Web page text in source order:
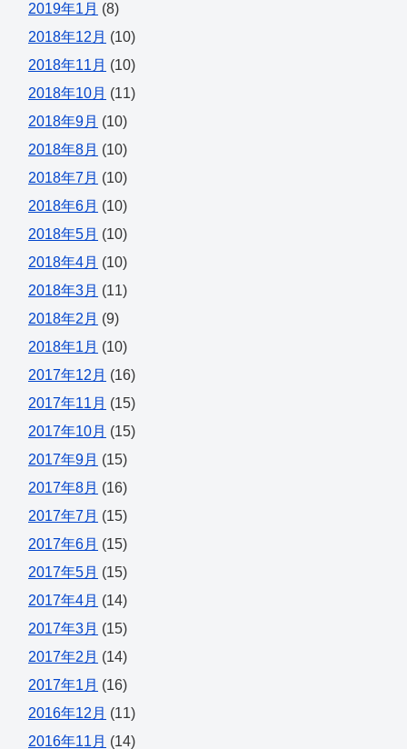
2019年1月 (8)
2018年12月 (10)
2018年11月 (10)
2018年10月 (11)
2018年9月 (10)
2018年8月 (10)
2018年7月 (10)
2018年6月 (10)
2018年5月 (10)
2018年4月 (10)
2018年3月 (11)
2018年2月 (9)
2018年1月 (10)
2017年12月 (16)
2017年11月 (15)
2017年10月 (15)
2017年9月 (15)
2017年8月 (16)
2017年7月 (15)
2017年6月 (15)
2017年5月 (15)
2017年4月 (14)
2017年3月 (15)
2017年2月 (14)
2017年1月 (16)
2016年12月 (11)
2016年11月 (14)